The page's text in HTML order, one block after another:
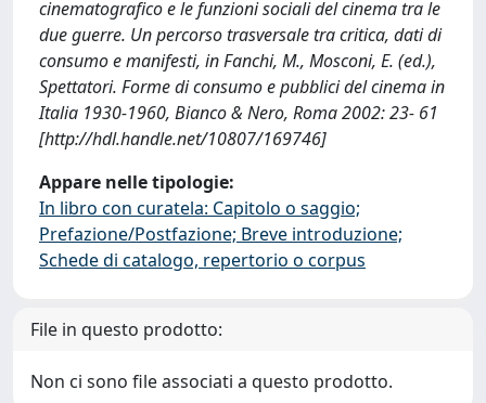
cinematografico e le funzioni sociali del cinema tra le
due guerre. Un percorso trasversale tra critica, dati di
consumo e manifesti, in Fanchi, M., Mosconi, E. (ed.),
Spettatori. Forme di consumo e pubblici del cinema in
Italia 1930-1960, Bianco & Nero, Roma 2002: 23- 61
[http://hdl.handle.net/10807/169746]
Appare nelle tipologie:
In libro con curatela: Capitolo o saggio;
Prefazione/Postfazione; Breve introduzione;
Schede di catalogo, repertorio o corpus
File in questo prodotto:
Non ci sono file associati a questo prodotto.